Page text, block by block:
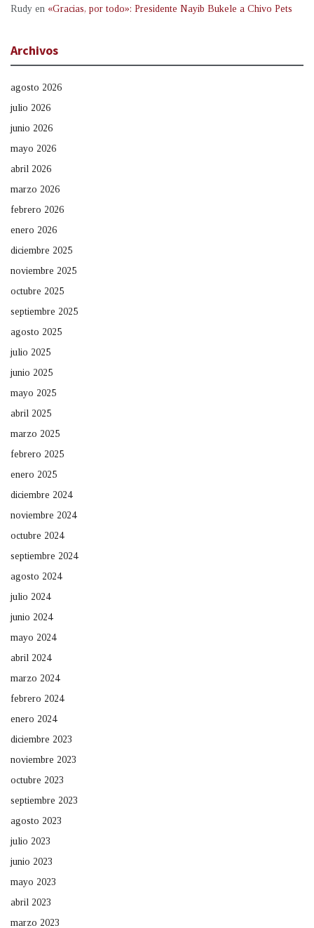
Rudy en «Gracias, por todo»: Presidente Nayib Bukele a Chivo Pets
Archivos
agosto 2026
julio 2026
junio 2026
mayo 2026
abril 2026
marzo 2026
febrero 2026
enero 2026
diciembre 2025
noviembre 2025
octubre 2025
septiembre 2025
agosto 2025
julio 2025
junio 2025
mayo 2025
abril 2025
marzo 2025
febrero 2025
enero 2025
diciembre 2024
noviembre 2024
octubre 2024
septiembre 2024
agosto 2024
julio 2024
junio 2024
mayo 2024
abril 2024
marzo 2024
febrero 2024
enero 2024
diciembre 2023
noviembre 2023
octubre 2023
septiembre 2023
agosto 2023
julio 2023
junio 2023
mayo 2023
abril 2023
marzo 2023